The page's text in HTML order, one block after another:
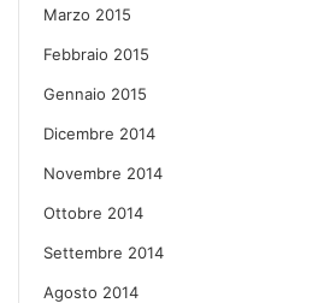
Marzo 2015
Febbraio 2015
Gennaio 2015
Dicembre 2014
Novembre 2014
Ottobre 2014
Settembre 2014
Agosto 2014